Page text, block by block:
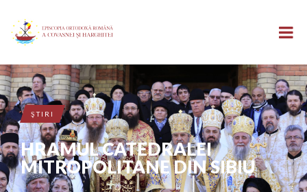
ŞTIRI
HRAMUL CATEDRALEI
MITROPOLITANE DIN SIBIU